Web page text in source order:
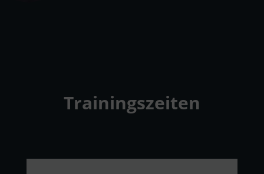
Trainingszeiten